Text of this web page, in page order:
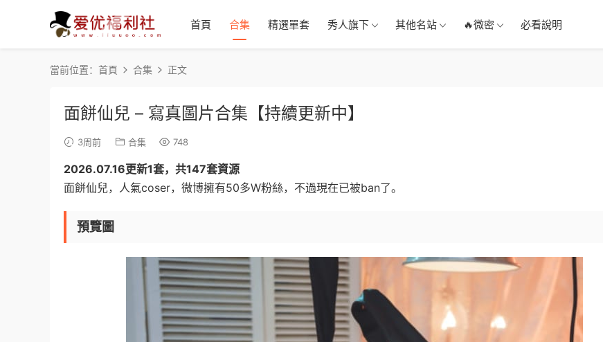
首頁 合集 精選單套 秀人旗下 其他名站 🔥微密 必看說明
當前位置： 首頁 合集 正文
面餅仙兒 – 寫真圖片合集【持續更新中】
3周前 合集 748
2026.07.16更新1套，共147套資源
面餅仙兒，人氣coser，微博擁有50多W粉絲，不過現在已被ban了。
預覽圖